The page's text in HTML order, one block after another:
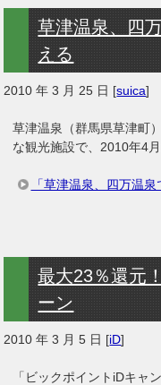
草津温泉、四
える
2010 年 3 月 25 日 [suica]
草津温泉（群馬県草津町
な観光施設で、2010年4
「草津温泉、四万温
最大23％還元
ーン
2010 年 3 月 5 日 [iD]
「ビックポイントiDキャ